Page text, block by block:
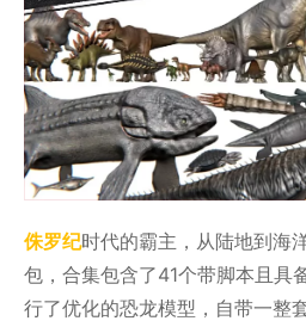
侏罗纪时代的霸主，从陆地到海
包，合集包含了41个带脚本且具
行了优化的恐龙模型，自带一整